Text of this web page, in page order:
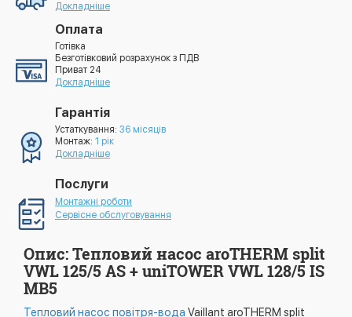
Докладніше
Оплата
Готівка
Безготівковий розрахунок з ПДВ
Приват 24
Докладніше
Гарантія
Устаткування: 36 місяців
Монтаж: 1 рік
Докладніше
Послуги
Монтажні роботи
Сервісне обслуговування
Опис: Тепловий насос aroTHERM split
VWL 125/5 AS + uniTOWER VWL 128/5 IS
MB5
Тепловий насос повітря-вода Vaillant aroTHERM split